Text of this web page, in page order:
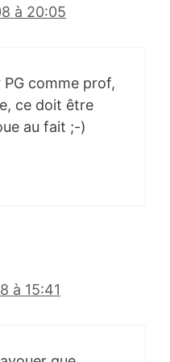
à 20:05
PG comme prof,
ce doit être
au fait ;-)
à 15:41